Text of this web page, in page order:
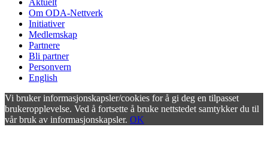
Aktuelt
Om ODA-Nettverk
Initiativer
Medlemskap
Partnere
Bli partner
Personvern
English
Vi bruker informasjonskapsler/cookies for å gi deg en tilpasset
brukeropplevelse. Ved å fortsette å bruke nettstedet samtykker du til
vår bruk av informasjonskapsler. OK